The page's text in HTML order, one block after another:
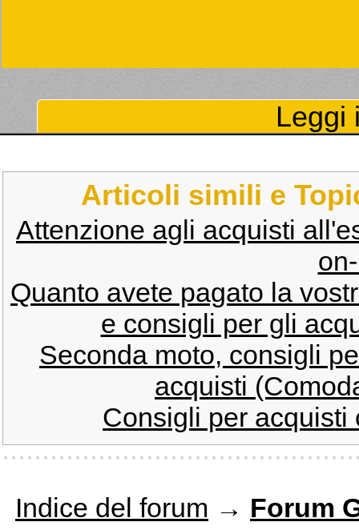
Leggi
Articoli simili e
Attenzione agli acquisti
Quanto avete pagato la
e consigli per gli
Seconda moto, consigli
acquisti
Consigli per acquisti
Indice del forum → Forum